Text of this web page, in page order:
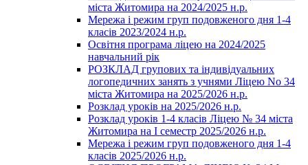
міста Житомира на 2024/2025 н.р.
Мережа і режим груп подовженого дня 1-4
класів 2023/2024 н.р.
Освітня програма ліцею на 2024/2025
навчальний рік
РОЗКЛАД групових та індивідуальних
логопедичних занять з учнями Ліцею No 34
міста Житомира на 2025/2026 н.р.
Розклад уроків на 2025/2026 н.р.
Розклад уроків 1-4 класів Ліцею № 34 міста
Житомира на І семестр 2025/2026 н.р.
Мережа і режим груп подовженого дня 1-4
класів 2025/2026 н.р.